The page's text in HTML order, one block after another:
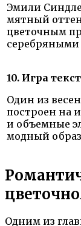
Эмили
мятный
цветочным
серебряными
10. Игра
Один из
построен на
и объемные
модный
Одним из